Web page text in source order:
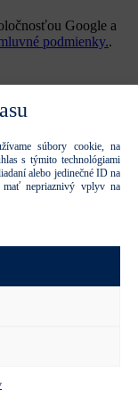
súbory cookie, na
s týmito technológiami
alebo jedinečné ID na
mať nepriaznivý vplyv na
Google a
podmienky..
na marketingové
Google a